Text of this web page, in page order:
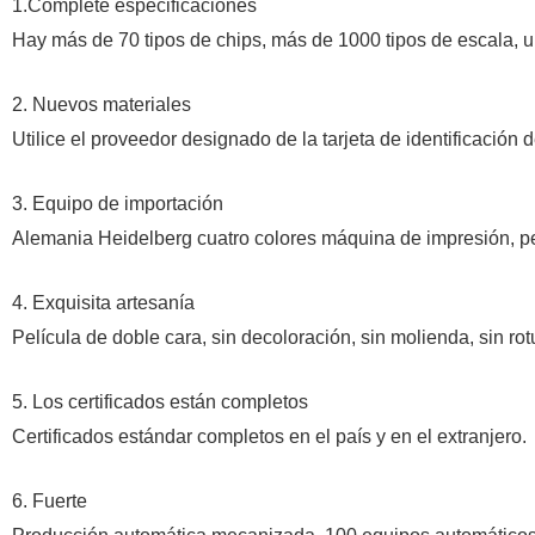
1.Completeespecificaciones
Hay más de 70 tipos de chips, más de 1000 tipos de
2. Nuevos materiales
Utilice el proveedor designado de la tarjeta de identificación
3. Equipo de importación
Alemania Heidelberg cuatro colores máquina de impresión,
4. Exquisita artesanía
Película de doble cara, sin decoloración, sin molienda, sin
5. Los certificados están completos
Certificados estándar completos en el país y en el extranjero.
6. Fuerte